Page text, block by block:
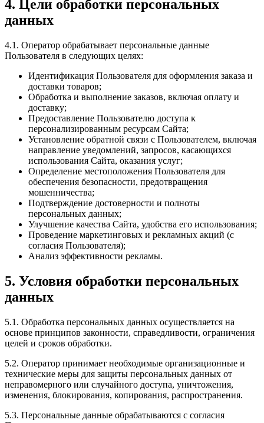
4. Цели обработки персональных
данных
4.1. Оператор обрабатывает персональные данные
Пользователя в следующих целях:
Идентификация Пользователя для оформления заказа и
доставки товаров;
Обработка и выполнение заказов, включая оплату и
доставку;
Предоставление Пользователю доступа к
персонализированным ресурсам Сайта;
Установление обратной связи с Пользователем, включая
направление уведомлений, запросов, касающихся
использования Сайта, оказания услуг;
Определение местоположения Пользователя для
обеспечения безопасности, предотвращения
мошенничества;
Подтверждение достоверности и полноты
персональных данных;
Улучшение качества Сайта, удобства его использования;
Проведение маркетинговых и рекламных акций (с
согласия Пользователя);
Анализ эффективности рекламы.
5. Условия обработки персональных
данных
5.1. Обработка персональных данных осуществляется на
основе принципов законности, справедливости, ограничения
целей и сроков обработки.
5.2. Оператор принимает необходимые организационные и
технические меры для защиты персональных данных от
неправомерного или случайного доступа, уничтожения,
изменения, блокирования, копирования, распространения.
5.3. Персональные данные обрабатываются с согласия